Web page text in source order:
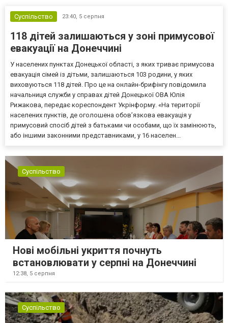
Суспільство 23:40, 5 серпня
118 дітей залишаються у зоні примусової
евакуації на Донеччині
У населених пунктах Донецької області, з яких триває примусова
евакуація сімей із дітьми, залишаються 103 родини, у яких
виховуються 118 дітей. Про це на онлайн-брифінгу повідомила
начальниця служби у справах дітей Донецької ОВА Юлія
Рижакова, передає кореспондент Укрінформу. «На території
населених пунктів, де оголошена обов’язкова евакуація у
примусовий спосіб дітей з батьками чи особами, що їх замінюють,
або іншими законними представниками, у 16 населен...
Суспільство
Нові мобільні укриття почнуть
встановлювати у серпні на Донеччині
12:38, 5 серпня
Суспільство